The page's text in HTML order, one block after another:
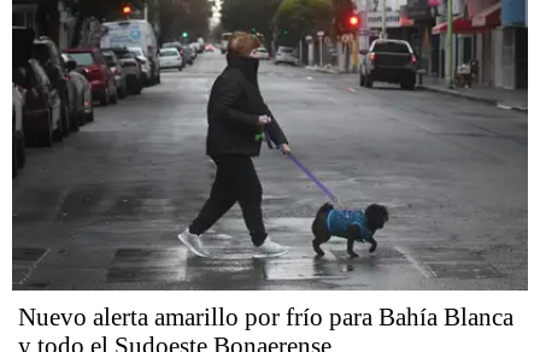
Nuevo alerta amarillo por frío para Bahía Blanca
y todo el Sudoeste Bonaerense